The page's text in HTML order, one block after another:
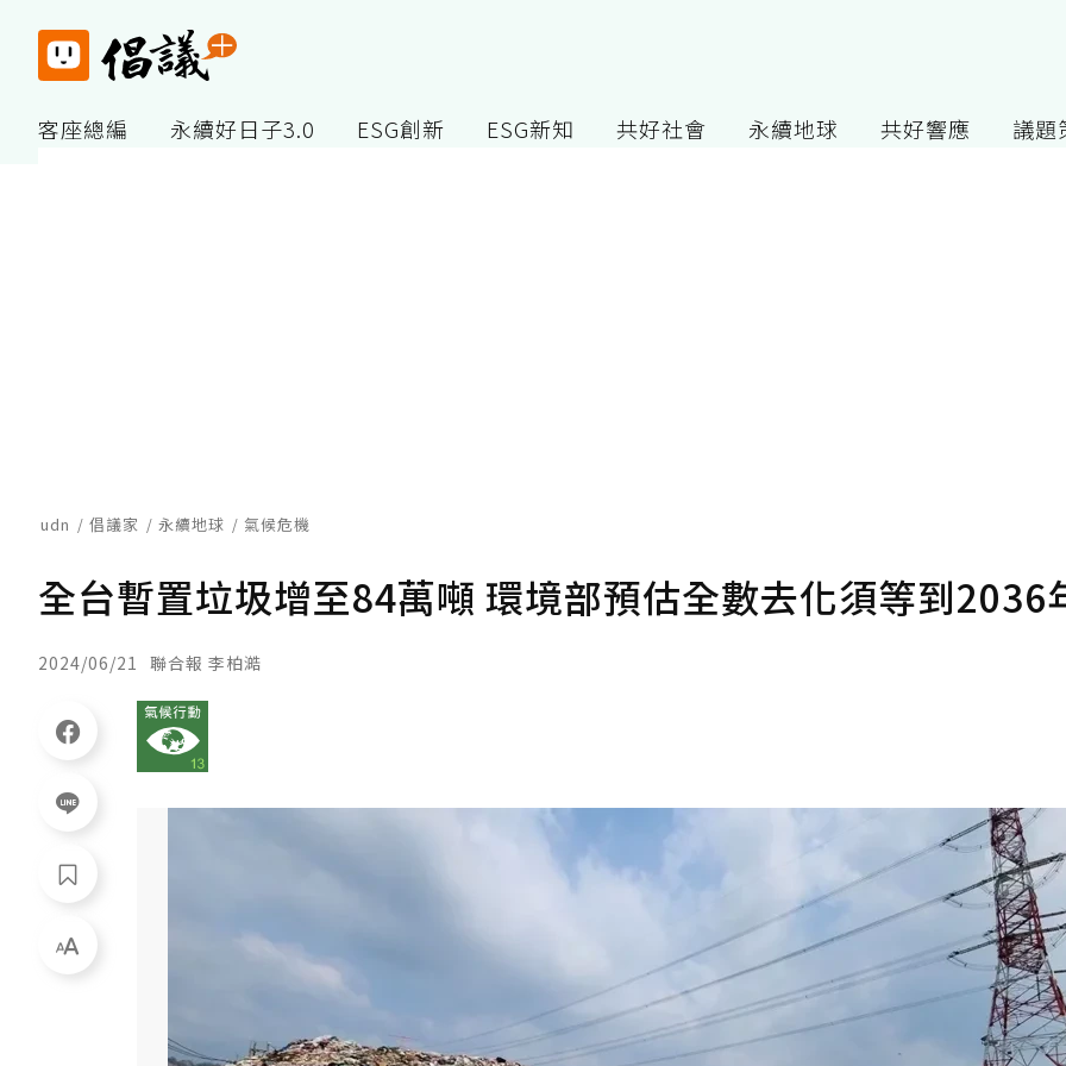
客座總編 永續好日子3.0 ESG創新 ESG新知 共好社會 永續地球 共好響應 議題
udn 倡議家 永續地球 氣候危機
全台暫置垃圾增至84萬噸 環境部預估全數去化須等到2036
2024/06/21 聯合報 李柏澔